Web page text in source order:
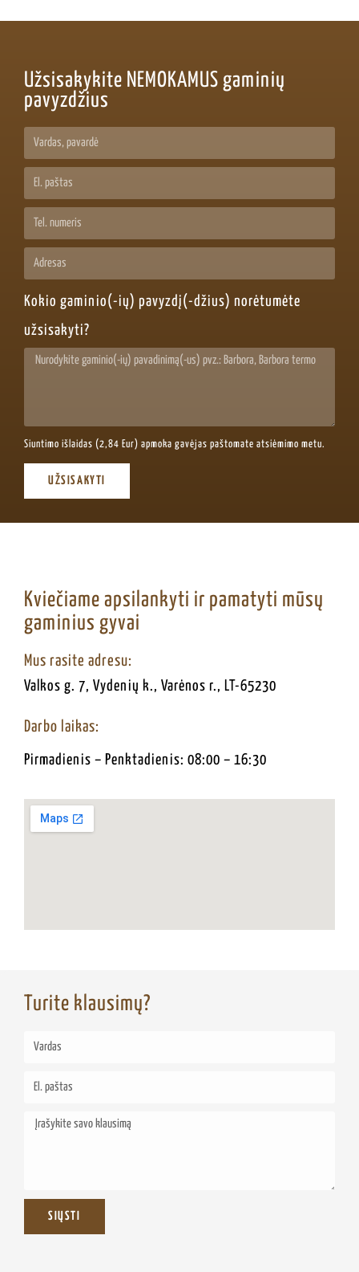
Užsisakykite NEMOKAMUS gaminių
pavyzdžius
Kokio gaminio(-ių) pavyzdį(-džius) norėtumėte
užsisakyti?
Siuntimo išlaidas (2,84 Eur) apmoka gavėjas paštomate atsiėmimo metu.
UŽSISAKYTI
Kviečiame apsilankyti ir pamatyti mūsų
gaminius gyvai
Mus rasite adresu:
Valkos g. 7, Vydenių k., Varėnos r., LT-65230
Darbo laikas:
Pirmadienis – Penktadienis: 08:00 – 16:30
Turite klausimų?
SIŲSTI